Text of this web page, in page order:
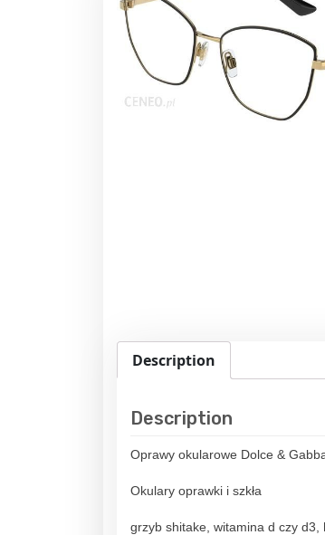
Description
Description
Oprawy okularowe Dolce &
Okulary oprawki i szkła
grzyb shitake, witamina d czy